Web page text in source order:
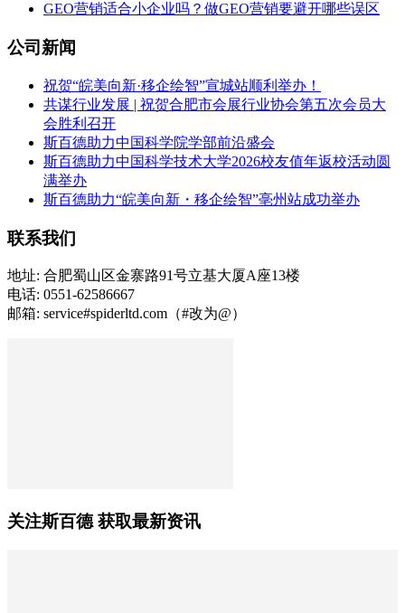
GEO营销适合小企业吗？做GEO营销要避开哪些误区
公司新闻
祝贺“皖美向新·移企绘智”宣城站顺利举办！
共谋行业发展 | 祝贺合肥市会展行业协会第五次会员大
会胜利召开
斯百德助力中国科学院学部前沿盛会
斯百德助力中国科学技术大学2026校友值年返校活动圆
满举办
斯百德助力“皖美向新・移企绘智”亳州站成功举办
联系我们
地址: 合肥蜀山区金寨路91号立基大厦A座13楼
电话: 0551-62586667
邮箱: service#spiderltd.com（#改为@）
关注斯百德 获取最新资讯